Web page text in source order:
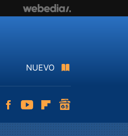
NUEVO
InstagramFacebookYoutubeFlipboard